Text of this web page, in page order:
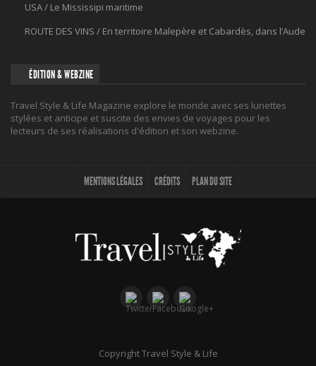
USA / Le Mississipi maritime
ROUTE DES VINS / En territoire Malepère et Cabardès, dans l’Aude
ÉDITION & WEBZINE
Travel Style & Life Magazine explore le monde avec ses lunettes
stylées et anticipe et suscite des envies de voyages pour les
lecteurs de ses réalisations d'édition et son webzine.
MENTIONS LÉGALES CRÉDITS PLAN DU SITE
Copyright Travel Style & Life